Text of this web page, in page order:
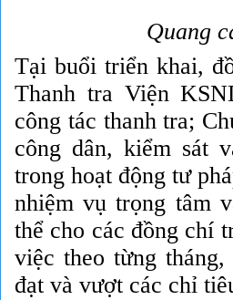
Quang
Tại buổi triển khai,
Thanh tra Viện
công tác thanh tra;
công dân, kiểm sát
trong hoạt động tư
nhiệm vụ trọng tâm
thể cho các đồng chí
việc theo từng
đạt và vượt các chỉ